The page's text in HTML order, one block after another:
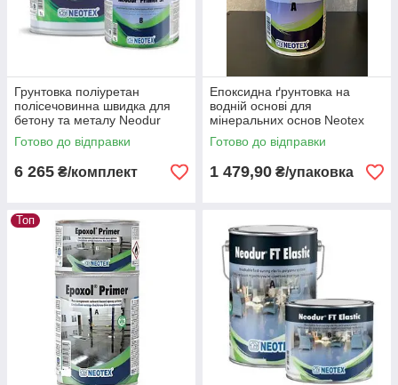
Грунтовка поліуретан
полісечовинна швидка для
бетону та металу Neodur
Primer SF (А+В) 4 кг
Готово до відправки
6 265 ₴/комплект
Епоксидна ґрунтовка на
водній основі для
мінеральних основ Neotex
Acqua Primer NP А+В упак 0,7
кг
Готово до відправки
1 479,90 ₴/упаковка
Топ